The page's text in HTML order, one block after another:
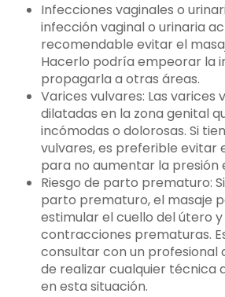
Infecciones vaginales o
infección vaginal o urinaria
recomendable evitar el
Hacerlo podría empeorar la
propagarla a otras áreas.
Varices vulvares: Las varices
dilatadas en la zona genital
incómodas o dolorosas. Si
vulvares, es preferible evitar
para no aumentar la presión
Riesgo de parto prematuro:
parto prematuro, el masaje
estimular el cuello del útero
contracciones prematuras.
consultar con un profesional
de realizar cualquier técnica
en esta situación.